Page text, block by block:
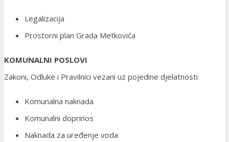
Legalizacija
Prostorni plan Grada Metkovića
KOMUNALNI POSLOVI
Zakoni, Odluke i Pravilnici vezani uz pojedine djelatnosti
Komunalna naknada
Komunalni doprinos
Naknada za uređenje voda